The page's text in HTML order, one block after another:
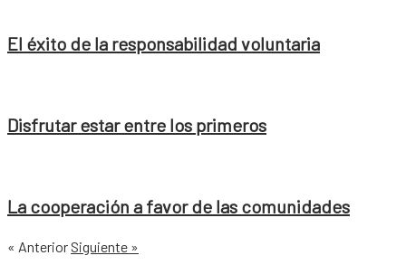
El éxito de la responsabilidad voluntaria
Disfrutar estar entre los primeros
La cooperación a favor de las comunidades
« Anterior Siguiente »